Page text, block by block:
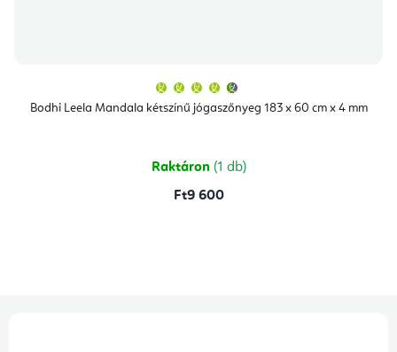
Bodhi Leela Mandala kétszínű jógaszőnyeg 183 x 60 cm x 4 mm
átlagos
értékelése
csillag.
Raktáron (1 db)
Ft9 600